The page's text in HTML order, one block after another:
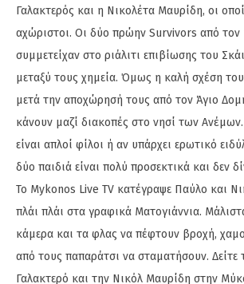
Γαλακτερός και η Νικολέτα Μαυρίδη, οι
αχώριστοι. Οι δύο πρώην Survivors από τον
συμμετείχαν στο ριάλιτι επιβίωσης του
μεταξύ τους χημεία. Όμως η καλή σχέση
μετά την αποχώρησή τους από τον Άγιο
κάνουν μαζί διακοπές στο νησί των
είναι απλοί φίλοι ή αν υπάρχει ερωτικό
δύο παιδιά είναι πολύ προσεκτικά και δεν
To Mykonos Live TV κατέγραψε Παύλο και
πλάι πλάι στα γραφικά Ματογιάννια.
κάμερα και τα φλας να πέφτουν βροχή,
από τους παπαράτσι να σταματήσουν. Δείτε
Γαλακτερό και την Νικόλ Μαυρίδη στην